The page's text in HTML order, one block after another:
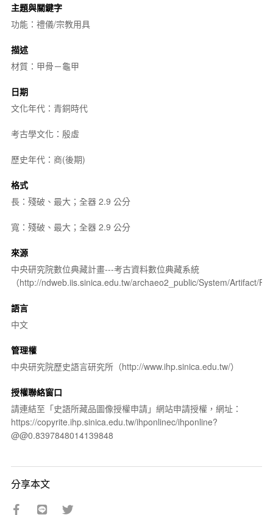
主題與關鍵字
功能：禮儀/宗教用具
描述
材質：甲骨－龜甲
日期
文化年代：青銅時代
考古學文化：殷虛
歷史年代：商(後期)
格式
長：殘破、最大；全器 2.9 公分
寬：殘破、最大；全器 2.9 公分
來源
中央研究院數位典藏計畫---考古資料數位典藏系統
（http://ndweb.iis.sinica.edu.tw/archaeo2_public/System/Artifact/
語言
中文
管理權
中央研究院歷史語言研究所（http://www.ihp.sinica.edu.tw/）
授權聯絡窗口
請連結至「史語所藏品圖像授權申請」網站申請授權，網址：
https://copyrite.ihp.sinica.edu.tw/ihponlinec/ihponline?
@@0.8397848014139848
分享本文